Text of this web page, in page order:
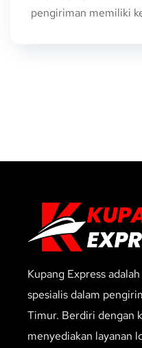
pengiriman memiliki
Kupang Express
spesialis dalam
Timur. Berdiri dengan
menyediakan layanan